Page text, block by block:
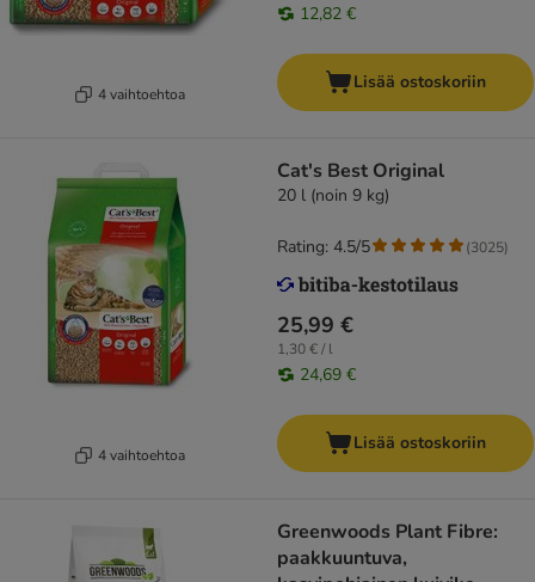
4 vaihtoehtoa
12,82 €
Lisää ostoskoriin
4 vaihtoehtoa
Cat's Best Original
20 l (noin 9 kg)
25,99 €
1,30 € / l
24,69 €
Rating: 4.5/5 (3025)
Lisää ostoskoriin
Greenwoods Plant Fibre:
paakkuuntuva,